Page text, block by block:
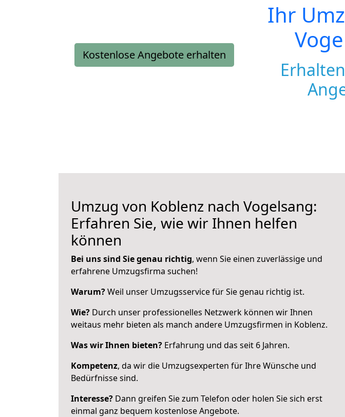
Kostenlose Angebote erhalten
Ihr
Umzug von Koblenz nach Vogelsang:
Erfahren Sie, wie wir Ihnen helfen
können
Bei uns sind Sie genau richtig, wenn Sie einen zuverlässige und
erfahrene Umzugsfirma suchen!
Warum?Weil unser Umzugsservice für Sie genau richtig ist.
Wie? Durch unser professionelles Netzwerk können wir Ihnen
weitaus mehr bieten als manch andere Umzugsfirmen in Koblenz.
Was wir Ihnen bieten? Erfahrung und das seit 6 Jahren.
Kompetenz, da wir die Umzugsexperten für Ihre Wünsche und
Bedürfnisse sind.
Interesse? Dann greifen Sie zum Telefon oder holen Sie sich erst
einmal ganz bequem kostenlose Angebote.